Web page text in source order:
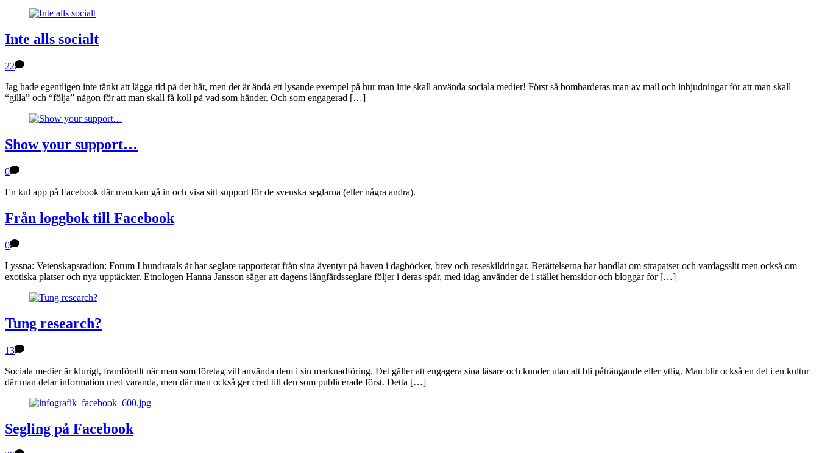
Inte alls socialt
22
Jag hade egentligen inte tänkt att lägga tid på det här, men det är ändå ett lysande exempel på hur man inte skall använda sociala medier! Först så bombarderas man av mail och inbjudningar för att man skall
“gilla” och “följa” någon för att man skall få koll på vad som händer. Och som engagerad […]
Show your support…
0
En kul app på Facebook där man kan gå in och visa sitt support för de svenska seglarna (eller några andra).
Från loggbok till Facebook
0
Lyssna: Vetenskapsradion: Forum I hundratals år har seglare rapporterat från sina äventyr på haven i dagböcker, brev och reseskildringar. Berättelserna har handlat om strapatser och vardagsslit men också om
exotiska platser och nya upptäckter. Etnologen Hanna Jansson säger att dagens långfärdsseglare följer i deras spår, med idag använder de i stället hemsidor och bloggar för […]
Tung research?
13
Sociala medier är klurigt, framförallt när man som företag vill använda dem i sin marknadföring. Det gäller att engagera sina läsare och kunder utan att bli påträngande eller ytlig. Man blir också en del i en kultur
där man delar information med varanda, men där man också ger cred till den som publicerade först. Detta […]
Segling på Facebook